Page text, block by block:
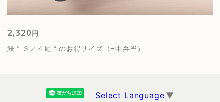
2,320 円
鰻＂３／４尾＂のお得サイズ（=中弁当）
Select Language ▼